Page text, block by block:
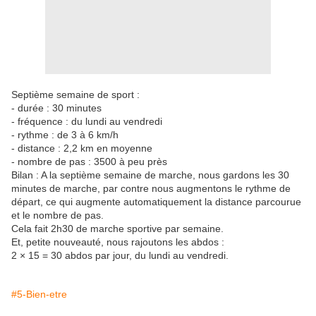
Septième semaine de sport :
- durée : 30 minutes
- fréquence : du lundi au vendredi
- rythme : de 3 à 6 km/h
- distance : 2,2 km en moyenne
- nombre de pas : 3500 à peu près
Bilan : A la septième semaine de marche, nous gardons les 30
minutes de marche, par contre nous augmentons le rythme de
départ, ce qui augmente automatiquement la distance parcourue
et le nombre de pas.
Cela fait 2h30 de marche sportive par semaine.
Et, petite nouveauté, nous rajoutons les abdos :
2 × 15 = 30 abdos par jour, du lundi au vendredi.
#5-Bien-etre